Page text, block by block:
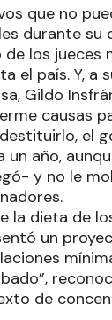
que no
durante su
los jueces
el país. Y, a
Gildo
causas
el
año,
y no le
la dieta de
un
de